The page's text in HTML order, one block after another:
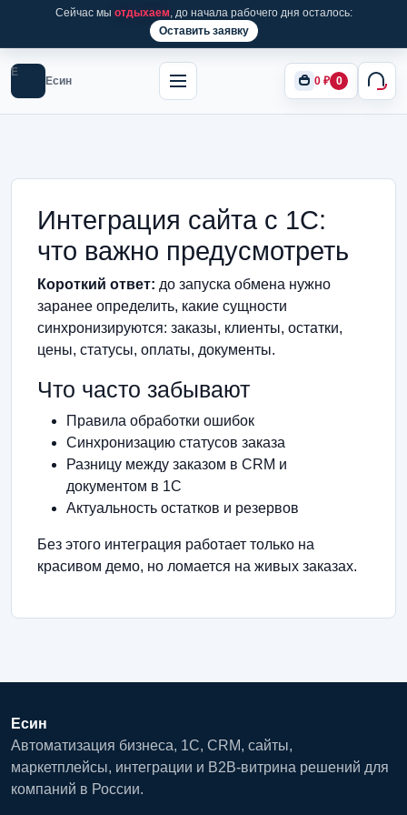
Сейчас мы отдыхаем, до начала рабочего дня осталось:
Оставить заявку
Е
Есин 0 ₽ 0
Интеграция сайта с 1С:
что важно предусмотреть
Короткий ответ: до запуска обмена нужно
заранее определить, какие сущности
синхронизируются: заказы, клиенты, остатки,
цены, статусы, оплаты, документы.
Что часто забывают
Правила обработки ошибок
Синхронизацию статусов заказа
Разницу между заказом в CRM и
документом в 1С
Актуальность остатков и резервов
Без этого интеграция работает только на
красивом демо, но ломается на живых заказах.
Есин
Автоматизация бизнеса, 1С, CRM, сайты,
маркетплейсы, интеграции и B2B-витрина решений для
компаний в России.